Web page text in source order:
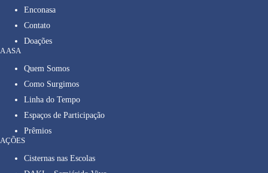
Enconasa
Contato
Doações
A ASA
Quem Somos
Como Surgimos
Linha do Tempo
Espaços de Participação
Prêmios
AÇÕES
Cisternas nas Escolas